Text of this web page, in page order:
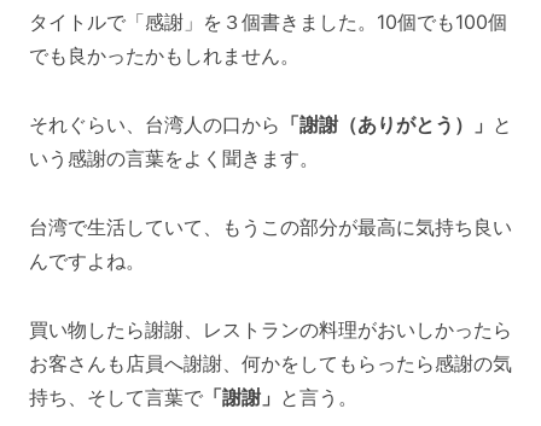
タイトルで「感謝」を３個書きました。10個でも100個
でも良かったかもしれません。
それぐらい、台湾人の口から 「謝謝（ありがとう）」 と
いう感謝の言葉をよく聞きます。
台湾で生活していて、もうこの部分が最高に気持ち良い
んですよね。
買い物したら謝謝、レストランの料理がおいしかったら
お客さんも店員へ謝謝、何かをしてもらったら感謝の気
持ち、そして言葉で 「謝謝」 と言う。